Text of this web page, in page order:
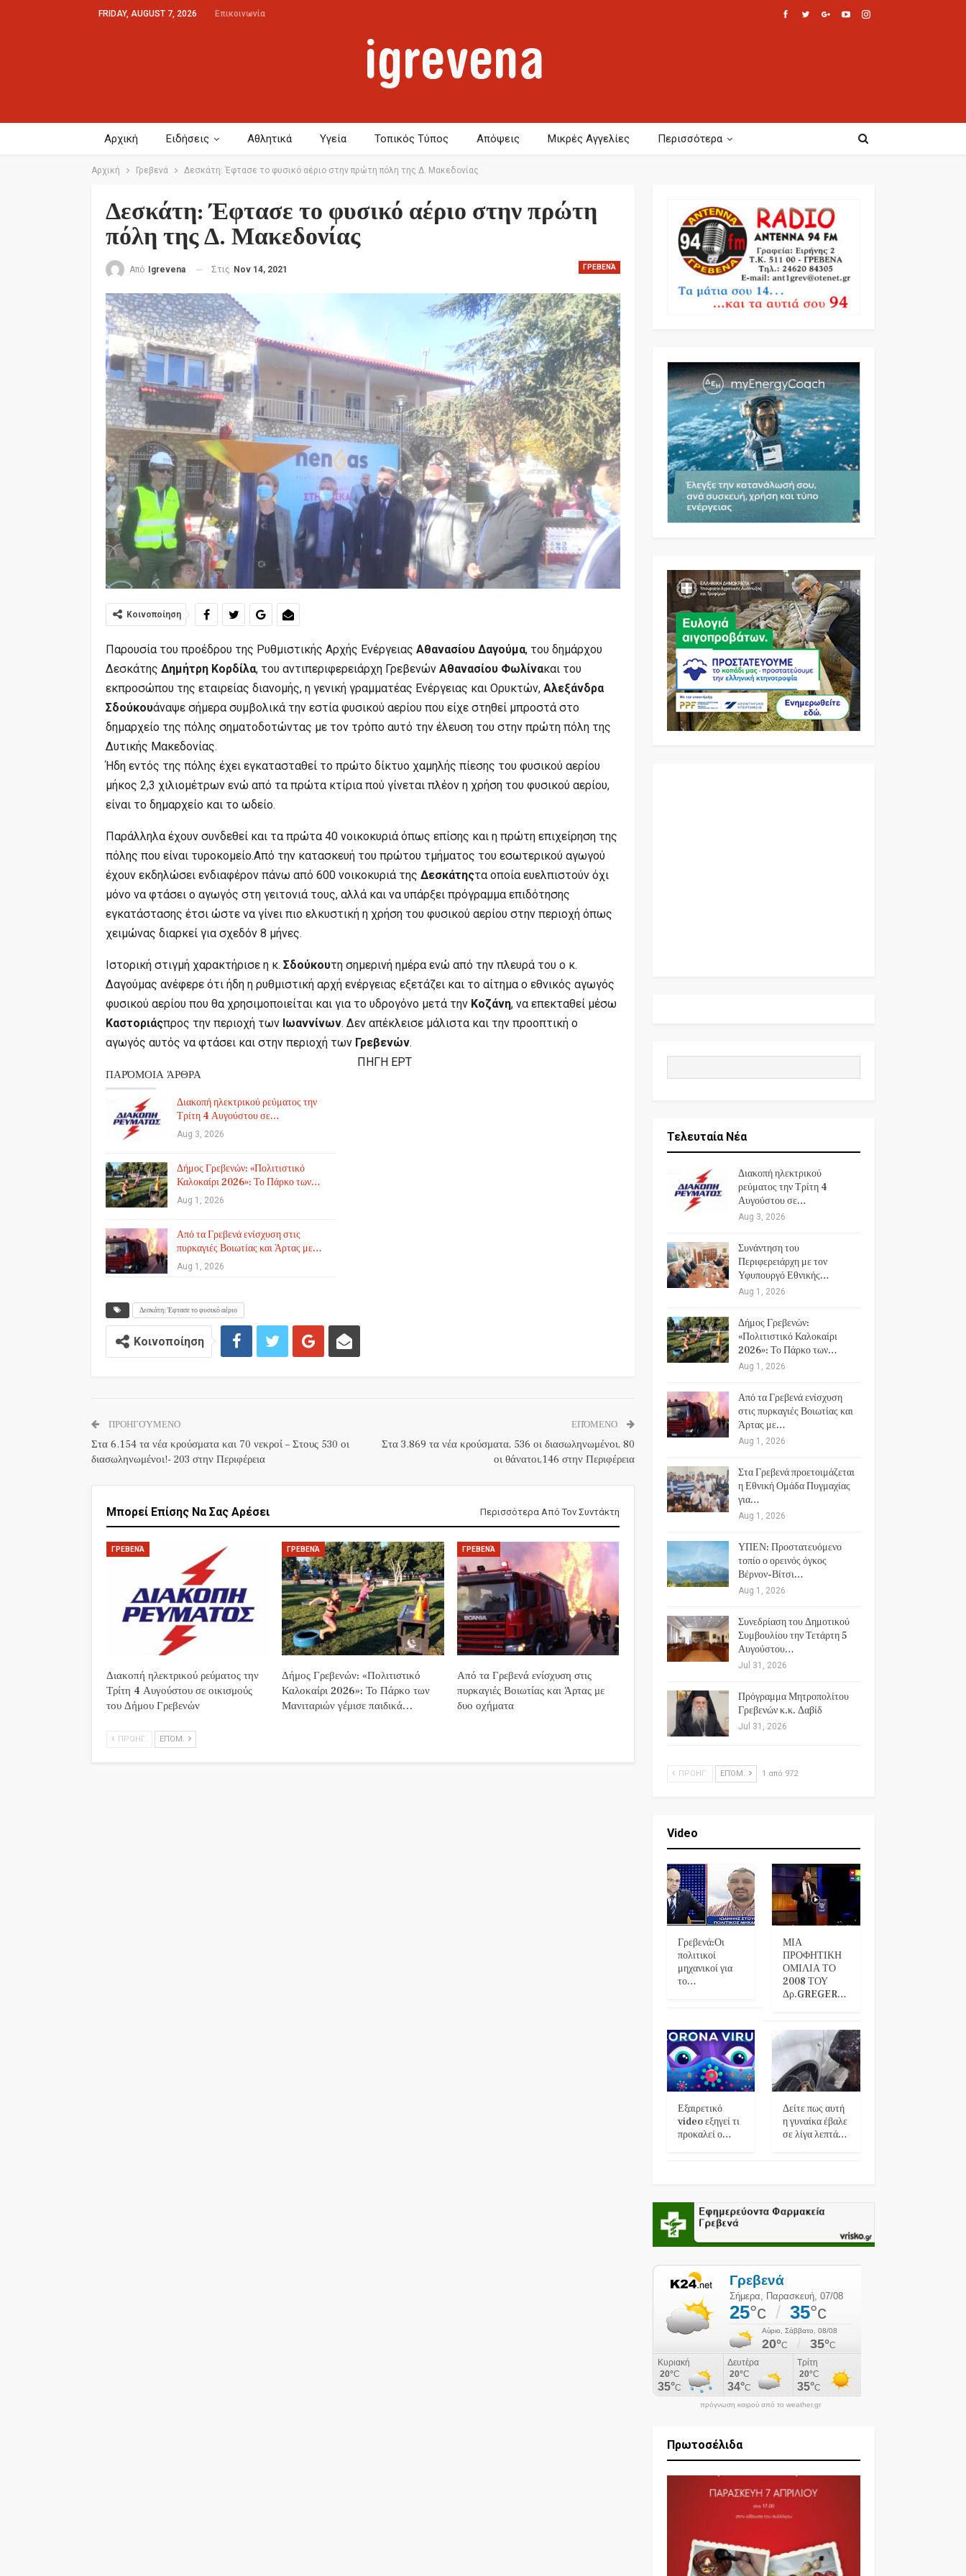
FRIDAY, AUGUST 7, 2026 Επικοινωνία
Αρχική Ειδήσεις Αθλητικά Υγεία Τοπικός Τύπος Απόψεις Μικρές Αγγελίες Περισσότερα
Αρχική Γρεβενά Δεσκάτη: Έφτασε το φυσικό αέριο στην πρώτη πόλη της Δ. Μακεδονίας
Δεσκάτη: Έφτασε το φυσικό αέριο στην πρώτη
πόλη της Δ. Μακεδονίας
ΓΡΕΒΕΝΆ
Από Igrevena Στις Nov 14, 2021
Κοινοποίηση
Παρουσία του προέδρου της Ρυθμιστικής Αρχής Ενέργειας Αθανασίου Δαγούμα, του δημάρχου
Δεσκάτης Δημήτρη Κορδίλα, του αντιπεριφερειάρχη Γρεβενών Αθανασίου Φωλίνακαι του
εκπροσώπου της εταιρείας διανομής, η γενική γραμματέας Ενέργειας και Ορυκτών, Αλεξάνδρα
Σδούκουάναψε σήμερα συμβολικά την εστία φυσικού αερίου που είχε στηθεί μπροστά στο
δημαρχείο της πόλης σηματοδοτώντας με τον τρόπο αυτό την έλευση του στην πρώτη πόλη της
Δυτικής Μακεδονίας.
Ήδη εντός της πόλης έχει εγκατασταθεί το πρώτο δίκτυο χαμηλής πίεσης του φυσικού αερίου
μήκος 2,3 χιλιομέτρων ενώ από τα πρώτα κτίρια πού γίνεται πλέον η χρήση του φυσικού αερίου,
είναι το δημαρχείο και το ωδείο.
Παράλληλα έχουν συνδεθεί και τα πρώτα 40 νοικοκυριά όπως επίσης και η πρώτη επιχείρηση της
πόλης που είναι τυροκομείο.Από την κατασκευή του πρώτου τμήματος του εσωτερικού αγωγού
έχουν εκδηλώσει ενδιαφέρον πάνω από 600 νοικοκυριά της Δεσκάτηςτα οποία ευελπιστούν όχι
μόνο να φτάσει ο αγωγός στη γειτονιά τους, αλλά και να υπάρξει πρόγραμμα επιδότησης
εγκατάστασης έτσι ώστε να γίνει πιο ελκυστική η χρήση του φυσικού αερίου στην περιοχή όπως
χειμώνας διαρκεί για σχεδόν 8 μήνες.
Ιστορική στιγμή χαρακτήρισε η κ. Σδούκουτη σημερινή ημέρα ενώ από την πλευρά του ο κ.
Δαγούμας ανέφερε ότι ήδη η ρυθμιστική αρχή ενέργειας εξετάζει και το αίτημα ο εθνικός αγωγός
φυσικού αερίου που θα χρησιμοποιείται και για το υδρογόνο μετά την Κοζάνη, να επεκταθεί μέσω
Καστοριάςπρος την περιοχή των Ιωαννίνων. Δεν απέκλεισε μάλιστα και την προοπτική ο
αγωγός αυτός να φτάσει και στην περιοχή των Γρεβενών.
ΠΑΡΌΜΟΙΑ ΆΡΘΡΑ
Διακοπή ηλεκτρικού ρεύματος την
Τρίτη 4 Αυγούστου σε…
Aug 3, 2026
Δήμος Γρεβενών: «Πολιτιστικό
Καλοκαίρι 2026»: Το Πάρκο των…
Aug 1, 2026
Από τα Γρεβενά ενίσχυση στις
πυρκαγιές Βοιωτίας και Άρτας με…
Aug 1, 2026
ΠΗΓΗ ΕΡΤ
Δεσκάτη: Έφτασε το φυσικό αέριο
Κοινοποίηση
ΠΡΟΗΓΟΎΜΕΝΟ
Στα 6.154 τα νέα κρούσματα και 70 νεκροί – Στους 530 οι
διασωληνωμένοι!- 203 στην Περιφέρεια
ΕΠΌΜΕΝΟ
Στα 3.869 τα νέα κρούσματα, 536 οι διασωληνωμένοι, 80
οι θάνατοι,146 στην Περιφέρεια
Μπορεί Επίσης Να Σας Αρέσει Περισσότερα Από Τον Συντάκτη
ΓΡΕΒΕΝΆ
Διακοπή ηλεκτρικού ρεύματος την
Τρίτη 4 Αυγούστου σε οικισμούς
του Δήμου Γρεβενών
ΓΡΕΒΕΝΆ
Δήμος Γρεβενών: «Πολιτιστικό
Καλοκαίρι 2026»: Το Πάρκο των
Μανιταριών γέμισε παιδικά…
ΓΡΕΒΕΝΆ
Από τα Γρεβενά ενίσχυση στις
πυρκαγιές Βοιωτίας και Άρτας με
δυο οχήματα
ΠΡΟΗΓ. ΕΠΌΜ.
Τελευταία Νέα
Διακοπή ηλεκτρικού
ρεύματος την Τρίτη 4
Αυγούστου σε…
Aug 3, 2026
Συνάντηση του
Περιφερειάρχη με τον
Υφυπουργό Εθνικής…
Aug 1, 2026
Δήμος Γρεβενών:
«Πολιτιστικό Καλοκαίρι
2026»: Το Πάρκο των…
Aug 1, 2026
Από τα Γρεβενά ενίσχυση
στις πυρκαγιές Βοιωτίας και
Άρτας με…
Aug 1, 2026
Στα Γρεβενά προετοιμάζεται
η Εθνική Ομάδα Πυγμαχίας
για…
Aug 1, 2026
ΥΠΕΝ: Προστατευόμενο
τοπίο ο ορεινός όγκος
Βέρνον-Βίτσι…
Aug 1, 2026
Συνεδρίαση του Δημοτικού
Συμβουλίου την Τετάρτη 5
Αυγούστου…
Jul 31, 2026
Πρόγραμμα Μητροπολίτου
Γρεβενών κ.κ. Δαβίδ
Jul 31, 2026
ΠΡΟΗΓ. ΕΠΌΜ. 1 από 972
Video
Γρεβενά:Οι
πολιτικοί
μηχανικοί για
το…
ΜΙΑ
ΠΡΟΦΗΤΙΚΗ
ΟΜΙΛΙΑ ΤΟ
2008 ΤΟΥ
Δρ.GREGER…
Εξαιρετικό
video εξηγεί τι
προκαλεί ο…
Δείτε πως αυτή
η γυναίκα έβαλε
σε λίγα λεπτά…
πρόγνωση καιρού από το weather.gr
Πρωτοσέλιδα